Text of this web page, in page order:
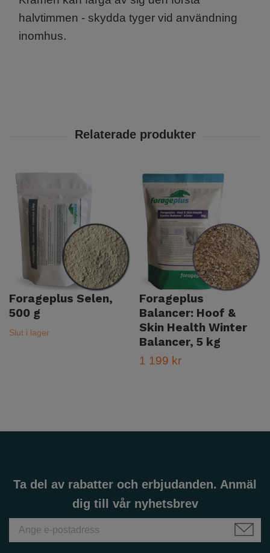
halvtimmen - skydda tyger vid användning
inomhus.
Forageplus Selen,
500 g
Slut i lager
Forageplus
Balancer: Hoof &
Skin Health Winter
Balancer, 5 kg
1 199 kr
Ta del av rabatter och erbjudanden. Anmäl
dig till vår nyhetsbrev